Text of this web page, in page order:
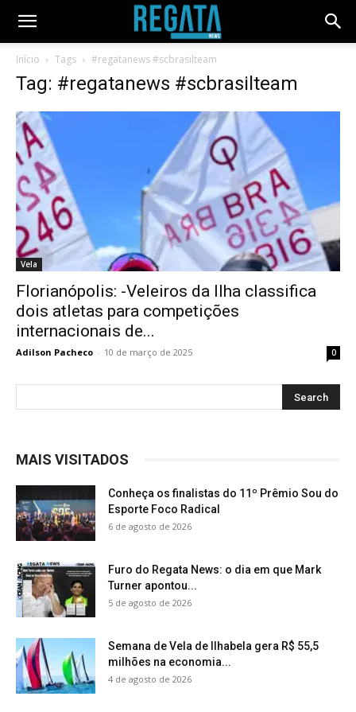
Início Tags #regatanews #scbrasilteam
Tag: #regatanews #scbrasilteam
Vela
Florianópolis: -Veleiros da Ilha classifica
dois atletas para competições
internacionais de...
Adilson Pacheco - 10 de março de 2025 0
MAIS VISITADOS
Conheça os finalistas do 11º Prêmio Sou do
Esporte Foco Radical
6 de agosto de 2026
Furo do Regata News: o dia em que Mark
Turner apontou...
5 de agosto de 2026
Semana de Vela de Ilhabela gera R$ 55,5
milhões na economia...
4 de agosto de 2026